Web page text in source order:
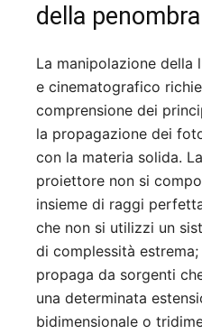
della penombra
La manipolazione della
e cinematografico
comprensione dei
la propagazione dei
con la materia solida.
proiettore non si
insieme di raggi
che non si utilizzi un
di complessità
propaga da sorgenti
una determinata
bidimensionale o